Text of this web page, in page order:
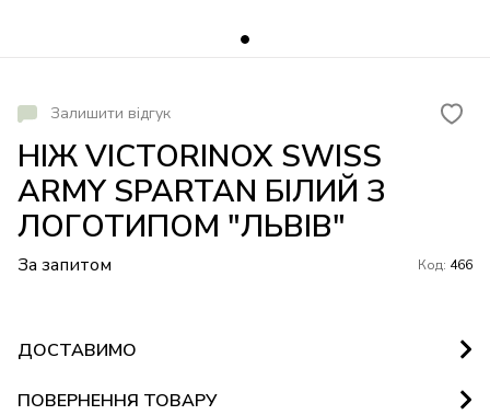
Залишити відгук
НІЖ VICTORINOX SWISS
ARMY SPARTAN БІЛИЙ З
ЛОГОТИПОМ "ЛЬВІВ"
За запитом Код: 466
ДОСТАВИМО
ПОВЕРНЕННЯ ТОВАРУ